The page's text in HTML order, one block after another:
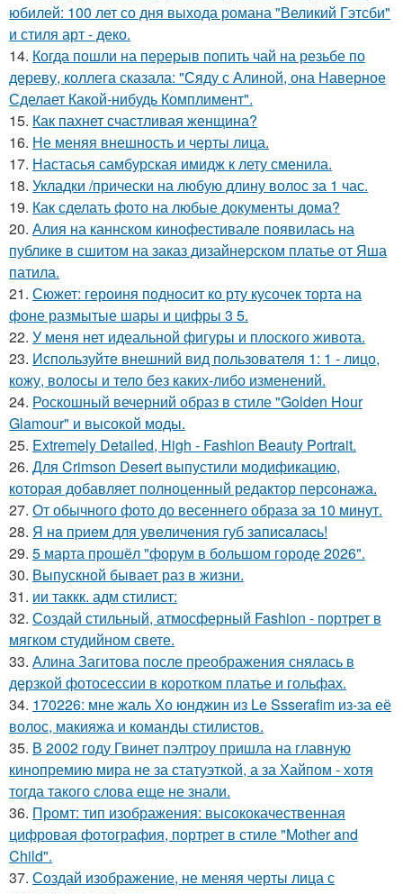
юбилей: 100 лет со дня выхода романа "Великий Гэтсби"
и стиля арт - деко.
14. Когда пошли на перерыв попить чай на резьбе по
дереву, коллега сказала: "Сяду с Алиной, она Наверное
Сделает Какой-нибудь Комплимент".
15. Как пахнет счастливая женщина?
16. Не меняя внешность и черты лица.
17. Настасья самбурская имидж к лету сменила.
18. Укладки /прически на любую длину волос за 1 час.
19. Как сделать фото на любые документы дома?
20. Алия на каннском кинофестивале появилась на
публике в сшитом на заказ дизайнерском платье от Яша
патила.
21. Сюжет: героиня подносит ко рту кусочек торта на
фоне размытые шары и цифры 3 5.
22. У меня нет идеальной фигуры и плоского живота.
23. Используйте внешний вид пользователя 1: 1 - лицо,
кожу, волосы и тело без каких-либо изменений.
24. Роскошный вечерний образ в стиле "Golden Hour
Glamour" и высокой моды.
25. Extremely Detailed, High - Fashion Beauty Portrait.
26. Для Crimson Desert выпустили модификацию,
которая добавляет полноценный редактор персонажа.
27. От обычного фото до весеннего образа за 10 минут.
28. Я нa пpиeм для увeличeния губ зaпиcaлacь!
29. 5 марта прошёл "форум в большом городе 2026".
30. Выпускной бывает раз в жизни.
31. ии таккк. адм стилист:
32. Создай стильный, атмосферный Fashion - портрет в
мягком студийном свете.
33. Алина Загитова после преображения снялась в
дерзкой фотосессии в коротком платье и гольфах.
34. 170226: мне жаль Хо юнджин из Le Ssserafim из-за её
волос, макияжа и команды стилистов.
35. В 2002 году Гвинет пэлтроу пришла на главную
кинопремию мира не за статуэткой, а за Хайпом - хотя
тогда такого слова еще не знали.
36. Промт: тип изображения: высококачественная
цифровая фотография, портрет в стиле "Mother and
Child".
37. Создай изображение, не меняя черты лица с